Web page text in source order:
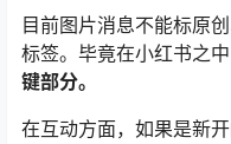
目前图片消息不能标原
标签。毕竟在小红书之中
键部分。
在互动方面，如果是新